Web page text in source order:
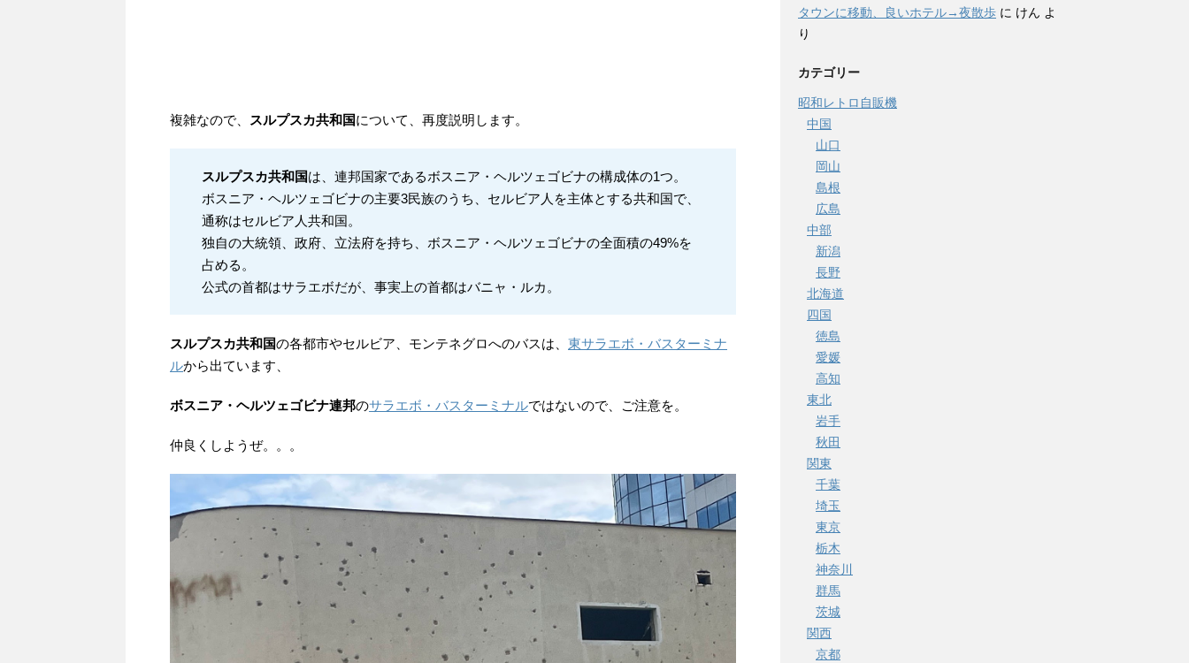
複雑なので、 スルプスカ共和国について、再度説明します。
スルプスカ共和国は、連邦国家であるボスニア・ヘルツェゴビナの構成体の1つ。
ボスニア・ヘルツェゴビナの主要3民族のうち、セルビア人を主体とする共和国で、
通称はセルビア人共和国。
独自の大統領、政府、立法府を持ち、ボスニア・ヘルツェゴビナの全面積の49%を
占める。
公式の首都はサラエボだが、事実上の首都はバニャ・ルカ。
スルプスカ共和国の各都市やセルビア、モンテネグロへのバスは、 東サラエボ・バスターミナ
ルから出ています、
ボスニア・ヘルツェゴビナ連邦のサラエボ・バスターミナルではないので、ご注意を。
仲良くしようぜ。。。
タウンに移動、良いホテル→夜散歩 に けん よ
り
カテゴリー
昭和レトロ自販機
中国
山口
岡山
島根
広島
中部
新潟
長野
北海道
四国
徳島
愛媛
高知
東北
岩手
秋田
関東
千葉
埼玉
東京
栃木
神奈川
群馬
茨城
関西
京都